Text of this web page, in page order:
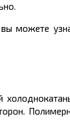
можете